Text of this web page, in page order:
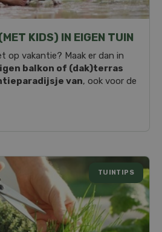
KIDS) IN EIGEN TUIN
op vakantie? Maak er dan in
balkon of (dak)terras
van, ook voor de
TUINTIPS